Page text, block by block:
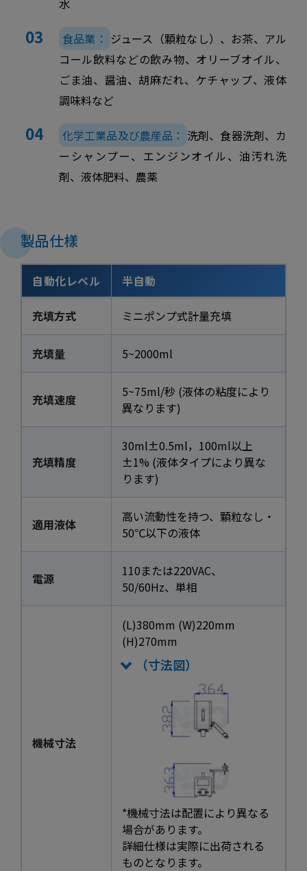
水
食品業： ジュース（顆粒なし）、お茶、アル
コール飲料などの飲み物、オリーブオイル、
ごま油、醤油、胡麻だれ、ケチャップ、液体
調味料など
化学工業品及び農産品： 洗剤、食器洗剤、カ
ーシャンプー、エンジンオイル、油汚れ洗
剤、液体肥料、農薬
製品仕樣
自動化レベル 半自動
充填方式 ミニポンプ式計量充填
充填量 5~2000ml
充填速度
5~75ml/秒 (液体の粘度により
異なります)
充填精度
30ml±0.5ml，100ml以上
±1% (液体タイプにより異な
ります)
適用液体
高い流動性を持つ、顆粒なし・
50℃以下の液体
電源
110または220VAC、
50/60Hz、単相
機械寸法
(L)380mm (W)220mm
(H)270mm
（寸法図）
*機械寸法は配置により異なる
場合があります。
詳細仕様は実際に出荷される
ものとなります。